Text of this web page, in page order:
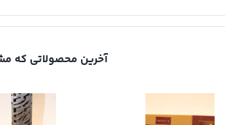
آخرین محصولاتی که